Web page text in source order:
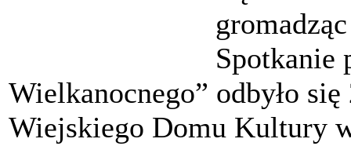
Spotkanie
Wielkanocnego” odbyło
Wiejskiego Domu Kultury